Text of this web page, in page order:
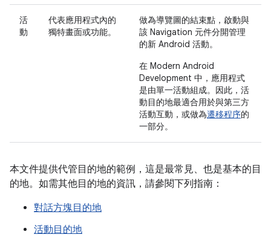
活
動
代表應用程式內的
獨特畫面或功能。
做為導覽圖的結束點，啟動與
該 Navigation 元件分開管理
的新 Android 活動。
在 Modern Android
Development 中，應用程式
是由單一活動組成。因此，活
動目的地最適合用於與第三方
活動互動，或做為遷移程序的
一部分。
本文件提供代管目的地的範例，這是最常見、也是基本的目
的地。如需其他目的地的資訊，請參閱下列指南：
對話方塊目的地
活動目的地